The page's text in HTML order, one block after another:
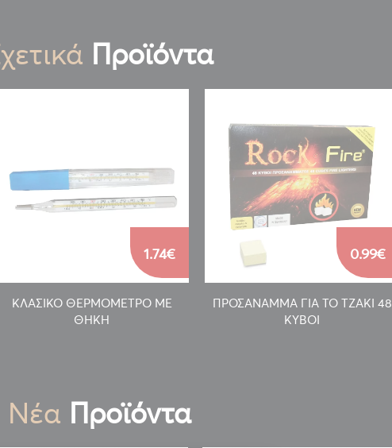
Προϊόντα
ΚΛΑΣΙΚΟ ΘΕΡΜΟΜΕΤΡΟ ΜΕ
ΘΗΚΗ
1.74€
ΠΡΟΣΑΝΑΜΜΑ ΓΙΑ ΤΟ ΤΖΑΚΙ 48
ΚΥΒΟΙ
0.99€
Νέα Προϊόντα